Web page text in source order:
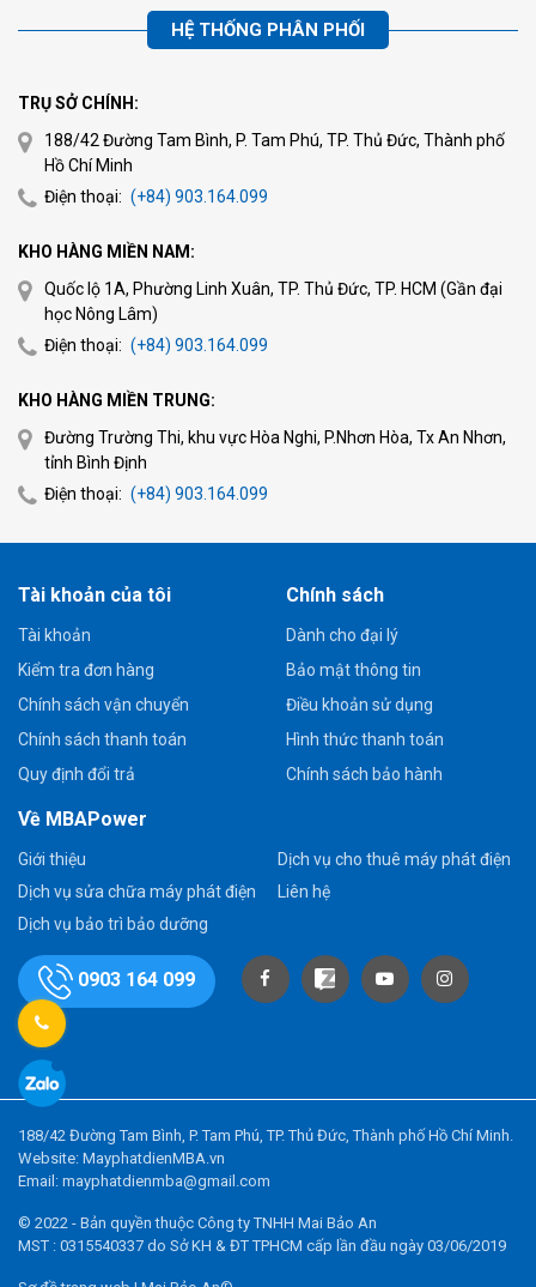
HỆ THỐNG PHÂN PHỐI
TRỤ SỞ CHÍNH:
188/42 Đường Tam Bình, P. Tam Phú, TP. Thủ Đức, Thành phố
Hồ Chí Minh
Điện thoại: (+84) 903.164.099
KHO HÀNG MIỀN NAM:
Quốc lộ 1A, Phường Linh Xuân, TP. Thủ Đức, TP. HCM (Gần đại
học Nông Lâm)
Điện thoại: (+84) 903.164.099
KHO HÀNG MIỀN TRUNG:
Đường Trường Thi, khu vực Hòa Nghi, P.Nhơn Hòa, Tx An Nhơn,
tỉnh Bình Định
Điện thoại: (+84) 903.164.099
Tài khoản của tôi
Tài khoản
Kiểm tra đơn hàng
Chính sách vận chuyển
Chính sách thanh toán
Quy định đổi trả
Chính sách
Dành cho đại lý
Bảo mật thông tin
Điều khoản sử dụng
Hình thức thanh toán
Chính sách bảo hành
Về MBAPower
Giới thiệu
Dịch vụ sửa chữa máy phát điện
Dịch vụ bảo trì bảo dưỡng
Dịch vụ cho thuê máy phát điện
Liên hệ
0903 164 099
188/42 Đường Tam Bình, P. Tam Phú, TP. Thủ Đức, Thành phố Hồ Chí Minh.
Website: MayphatdienMBA.vn
Email: mayphatdienmba@gmail.com
© 2022 - Bản quyền thuộc Công ty TNHH Mai Bảo An
MST : 0315540337 do Sở KH & ĐT TPHCM cấp lần đầu ngày 03/06/2019